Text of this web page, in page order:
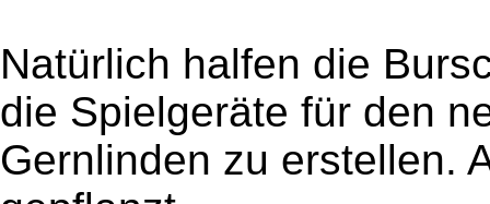
Natürlich halfen die
die Spielgeräte für den
Gernlinden zu erstellen.